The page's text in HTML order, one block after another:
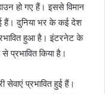
हो गए हैं। इससे विमान
हैं। दुनिया भर के कई देश
हुआ है। इंटरनेट के
प्रभावित किया है।
सेवाएं प्रभावित हुई हैं।